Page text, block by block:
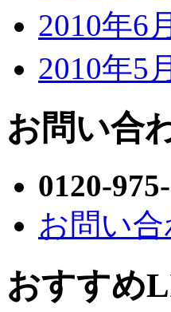
2010年6
2010年5
お問い合
0120-
お問い
おすすめ